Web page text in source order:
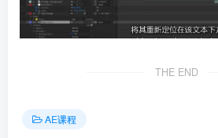
THE END
AE课程